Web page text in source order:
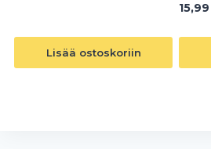
Lisää ostoskoriin
15,99